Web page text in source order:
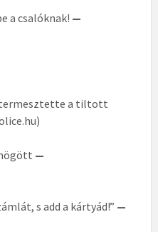
a csalóknak! —
a tiltott
—
s add a kártyád!” —